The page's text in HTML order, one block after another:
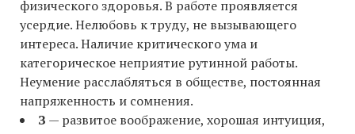
физического здоровья. В работе проявляется
усердие. Нелюбовь к труду, не вызывающего
интереса. Наличие критического ума и
категорическое неприятие рутинной работы.
Неумение расслабляться в обществе, постоянная
напряженность и сомнения.
З — развитое воображение, хорошая интуиция,